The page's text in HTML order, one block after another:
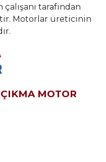
tarafından
Motorlar üreticinin
MOTOR